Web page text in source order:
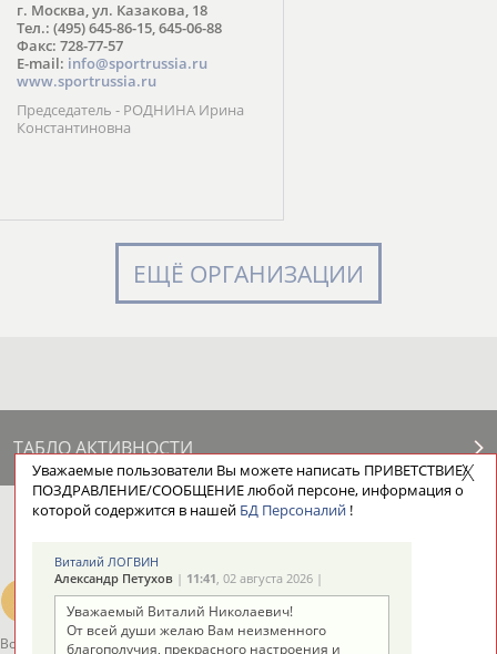
г. Москва, ул. Казакова, 18
Тел.: (495) 645-86-15, 645-06-88
Факс: 728-77-57
E-mail: info@sportrussia.ru
www.sportrussia.ru
Председатель - РОДНИНА Ирина
Константиновна
ЕЩЁ ОРГАНИЗАЦИИ
ТАБЛО АКТИВНОСТИ
ЦЕЛИ ПРОЕКТА НАШИ КНОПКИ
Вопросы сотрудничества и совместной деятельности
Уважаемые пользователи Вы можете написать ПРИВЕТСТВИЕ/
ПОЗДРАВЛЕНИЕ/СООБЩЕНИЕ любой персоне, информация о
которой содержится в нашей БД Персоналий!
Виталий ЛОГВИН
Александр Петухов| 11:41, 02 августа 2026 |
Уважаемый Виталий Николаевич!
От всей души желаю Вам неизменного
благополучия, прекрасного настроения и